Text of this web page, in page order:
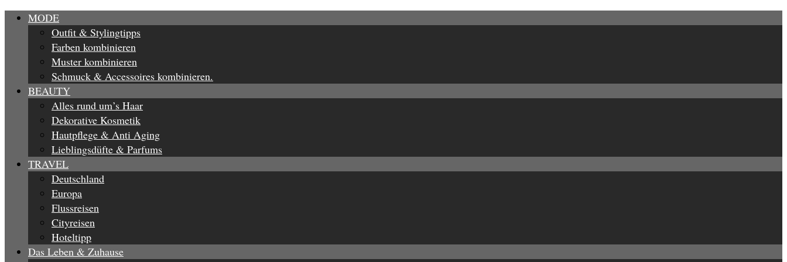
MODE
Outfit & Stylingtipps
Farben kombinieren
Muster kombinieren
Schmuck & Accessoires kombinieren.
BEAUTY
Alles rund um’s Haar
Dekorative Kosmetik
Hautpflege & Anti Aging
Lieblingsdüfte & Parfums
TRAVEL
Deutschland
Europa
Flussreisen
Cityreisen
Hoteltipp
Das Leben & Zuhause